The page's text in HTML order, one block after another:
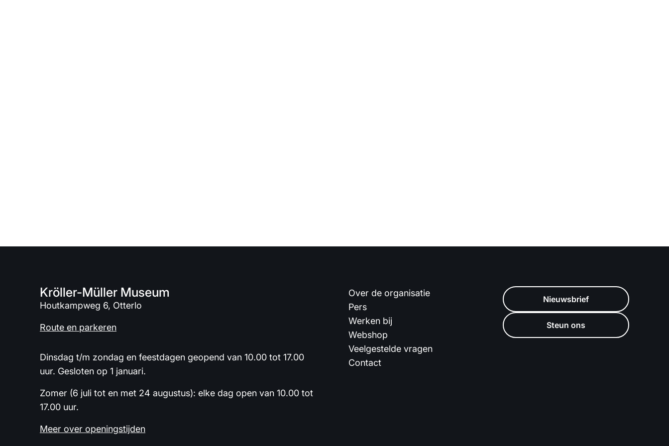
Kröller-Müller Museum
Houtkampweg 6, Otterlo
Route en parkeren
Dinsdag t/m zondag en feestdagen geopend van 10.00 tot 17.00
uur. Gesloten op 1 januari.
Zomer (6 juli tot en met 24 augustus): elke dag open van 10.00 tot
17.00 uur.
Meer over openingstijden
Over de organisatie
Pers
Werken bij
Webshop
Veelgestelde vragen
Contact
Nieuwsbrief
Steun ons